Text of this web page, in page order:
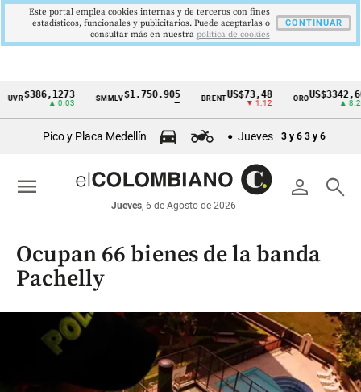
Cintillo
económicos
Colombia
$386,1273
▲ 0.03
SMMLV$1.750.905 BRENTUS$73,48
▼ 1.12
US$3342,60
▲ 8.20
Pico y Placa Medellín Jueves 3 y 6 3 y 6
person search
Jueves, 6 de Agosto de 2026
menu
Ocupan 66 bienes de la banda
Pachelly
Este portal emplea cookies internas y de terceros con fines
estadísticos, funcionales y publicitarios. Puede aceptarlas o
consultar más en nuestra politica de cookies
CONTINUAR